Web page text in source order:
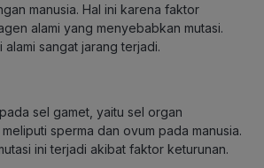
manusia. Hal ini karena faktor
alami yang menyebabkan mutasi.
alami sangat jarang terjadi.
sel gamet, yaitu sel organ
sperma dan ovum pada manusia.
ini terjadi akibat faktor keturunan.